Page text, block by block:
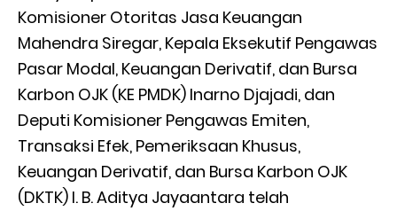
Komisioner Otoritas Jasa Keuangan
Mahendra Siregar, Kepala Eksekutif Pengawas
Pasar Modal, Keuangan Derivatif, dan Bursa
Karbon OJK (KE PMDK) Inarno Djajadi, dan
Deputi Komisioner Pengawas Emiten,
Transaksi Efek, Pemeriksaan Khusus,
Keuangan Derivatif, dan Bursa Karbon OJK
(DKTK) I. B. Aditya Jayaantara telah